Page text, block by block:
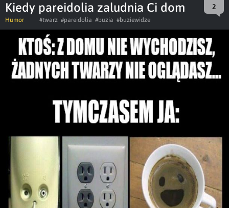
Kiedy pareidolia zaludnia Ci dom 2
Humor #twarz #pareidolia #buzia #buziewidze